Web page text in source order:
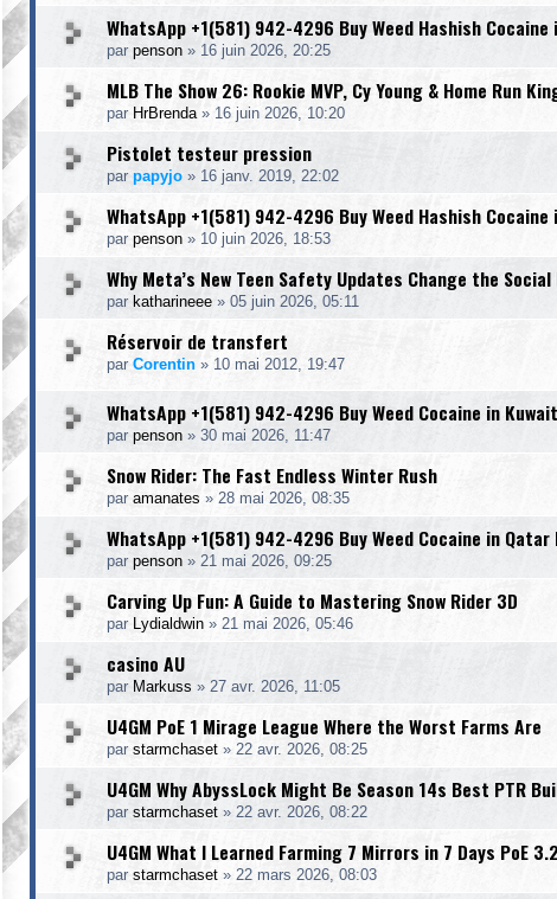
WhatsApp +1(581) 942-4296 Buy Weed Hashish
par penson » 16 juin 2026, 20:25
MLB The Show 26: Rookie MVP, Cy Young & Home Run
par HrBrenda» 16 juin 2026, 10:20
Pistolet testeur pression
par papyjo » 16 janv. 2019, 22:02
WhatsApp +1(581) 942-4296 Buy Weed Hashish
par penson » 10 juin 2026, 18:53
Why Meta’s New Teen Safety Updates Change the
par katharineee » 05 juin 2026, 05:11
Réservoir de transfert
par Corentin » 10 mai 2012, 19:47
WhatsApp +1(581) 942-4296 Buy Weed Cocaine in
par penson » 30 mai 2026, 11:47
Snow Rider: The Fast Endless Winter Rush
par amanates » 28 mai 2026, 08:35
WhatsApp +1(581) 942-4296 Buy Weed Cocaine in Qatar
par penson » 21 mai 2026, 09:25
Carving Up Fun: A Guide to Mastering Snow Rider 3D
par Lydialdwin » 21 mai 2026, 05:46
casino AU
par Markuss » 27 avr. 2026, 11:05
U4GM PoE 1 Mirage League Where the Worst Farms Are
par starmchaset » 22 avr. 2026, 08:25
U4GM Why AbyssLock Might Be Season 14s Best PTR
par starmchaset » 22 avr. 2026, 08:22
U4GM What I Learned Farming 7 Mirrors in 7 Days PoE
par starmchaset » 22 mars 2026, 08:03